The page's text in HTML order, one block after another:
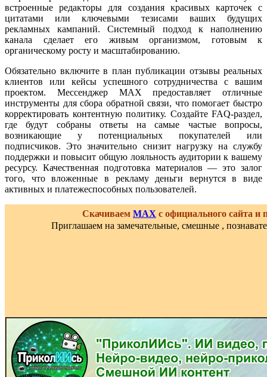
встроенные редакторы для создания красивых карточек с
цитатами или ключевыми тезисами ваших будущих
рекламных кампаний. Системный подход к наполнению
канала сделает его живым организмом, готовым к
органическому росту и масштабированию.
Обязательно включите в план публикации отзывы реальных
клиентов или кейсы успешного сотрудничества с вашим
проектом. Мессенджер MAX предоставляет отличные
инструменты для сбора обратной связи, что помогает быстро
корректировать контентную политику. Создайте FAQ-раздел,
где будут собраны ответы на самые частые вопросы,
возникающие у потенциальных покупателей или
подписчиков. Это значительно снизит нагрузку на службу
поддержки и повысит общую лояльность аудитории к вашему
ресурсу. Качественная подготовка материалов — это залог
того, что вложенные в рекламу деньги вернутся в виде
активных и платежеспособных пользователей.
Скачиваем MAX с официального сайта
Приглашаем на замечательные, смешные ,